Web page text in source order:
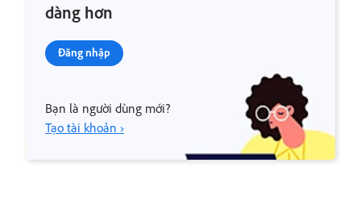
dàng hơn
Đăng nhập
Bạn là người dùng mới?
Tạo tài khoản ›